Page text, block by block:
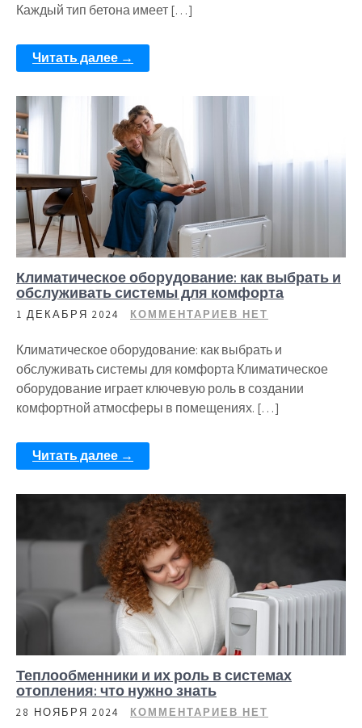
Каждый тип бетона имеет […]
Читать далее →
Климатическое оборудование: как выбрать и
обслуживать системы для комфорта
1 ДЕКАБРЯ 2024 КОММЕНТАРИЕВ НЕТ
Климатическое оборудование: как выбрать и
обслуживать системы для комфорта Климатическое
оборудование играет ключевую роль в создании
комфортной атмосферы в помещениях. […]
Читать далее →
Теплообменники и их роль в системах
отопления: что нужно знать
28 НОЯБРЯ 2024 КОММЕНТАРИЕВ НЕТ